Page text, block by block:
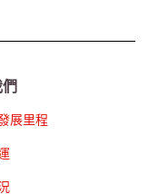
展里程